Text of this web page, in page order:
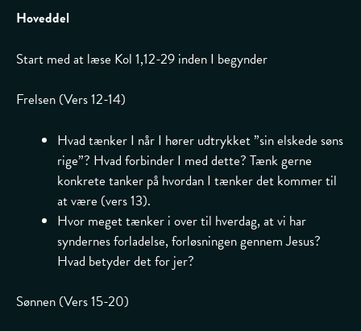
Hoveddel
Start med at læse Kol 1,12-29 inden I begynder
Frelsen (Vers 12-14)
Hvad tænker I når I hører udtrykket ”sin elskede søns
rige”? Hvad forbinder I med dette? Tænk gerne
konkrete tanker på hvordan I tænker det kommer til
at være (vers 13).
Hvor meget tænker i over til hverdag, at vi har
syndernes forladelse, forløsningen gennem Jesus?
Hvad betyder det for jer?
Sønnen (Vers 15-20)